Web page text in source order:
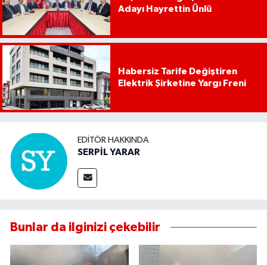
Adayı Hayrettin Ünlü
Habersiz Tarife Değiştiren
Elektrik Şirketine Yargı Freni
EDITÖR HAKKINDA
SERPİL YARAR
Bunlar da ilginizi çekebilir